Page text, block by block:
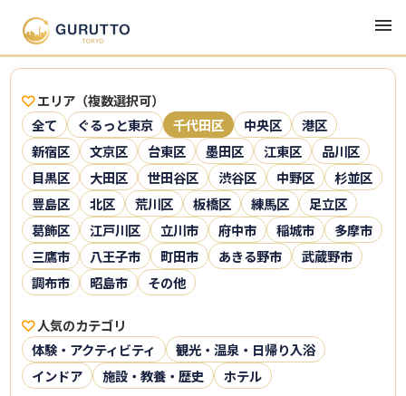
エリア（複数選択可）
全て
ぐるっと東京 千代田区 中央区
港区
新宿区
文京区 台東区 墨田区 江東区
品川区
目黒区
大田区 世田谷区 渋谷区 中野区
杉並区
豊島区
北区 荒川区 板橋区 練馬区
足立区
葛飾区
江戸川区 立川市 府中市 稲城市
多摩市
三鷹市
八王子市 町田市 あきる野市
武蔵野市
調布市
昭島市 その他
人気のカテゴリ
体験・アクティビティ
観光・温泉・日帰り入浴
インドア
施設・教養・歴史 ホテル